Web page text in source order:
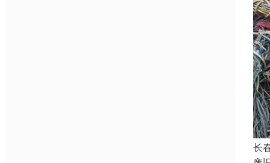
长